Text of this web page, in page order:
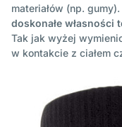
materiałów (np.
doskonałe
Tak jak wyżej
w kontakcie z ciałem